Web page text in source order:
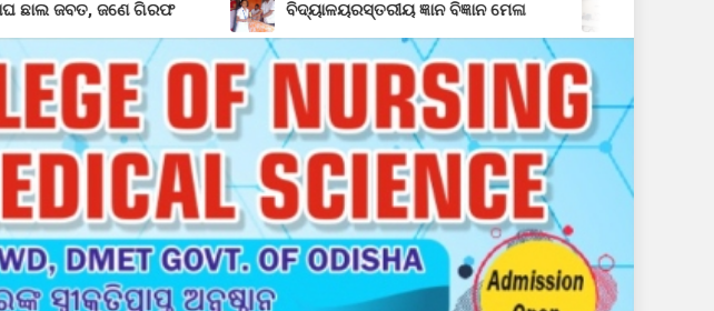
ଗିରଫ ବିଦ୍ୟାଳୟରସ୍ତରୀୟ ଜ୍ଞାନ ବିଜ୍ଞାନ ମେଳା ବ୍ଳକସ୍ତରୀୟ ସ୍ୱାଧୀନତା